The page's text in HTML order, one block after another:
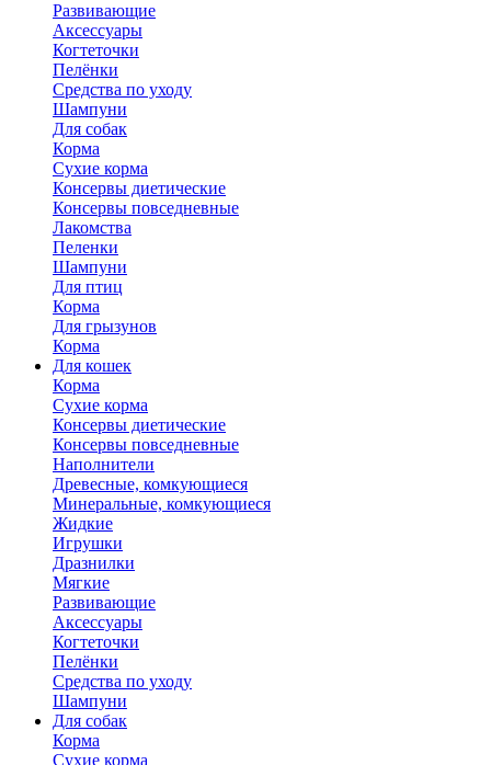
Развивающие
Аксессуары
Когтеточки
Пелёнки
Средства по уходу
Шампуни
Для собак
Корма
Сухие корма
Консервы диетические
Консервы повседневные
Лакомства
Пеленки
Шампуни
Для птиц
Корма
Для грызунов
Корма
Для кошек
Корма
Сухие корма
Консервы диетические
Консервы повседневные
Наполнители
Древесные, комкующиеся
Минеральные, комкующиеся
Жидкие
Игрушки
Дразнилки
Мягкие
Развивающие
Аксессуары
Когтеточки
Пелёнки
Средства по уходу
Шампуни
Для собак
Корма
Сухие корма